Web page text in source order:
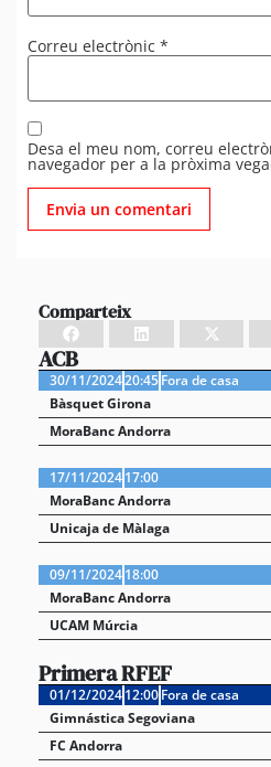
Correu electrònic *
Desa el meu nom, correu
navegador per a la pròxima
Comparteix
ACB
30/11/202420:45Fora de casa
Bàsquet Girona
MoraBanc Andorra
17/11/202417:00
MoraBanc Andorra
Unicaja de Màlaga
09/11/202418:00
MoraBanc Andorra
UCAM Múrcia
Primera RFEF
01/12/202412:00Fora de casa
Gimnástica Segoviana
FC Andorra